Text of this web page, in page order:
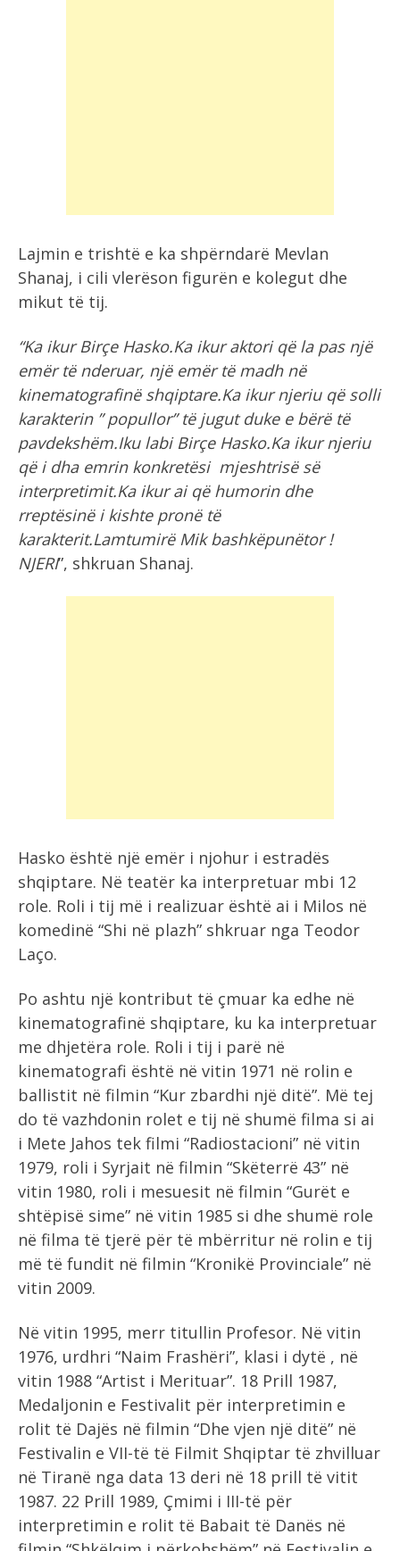
Lajmin e trishtë e ka shpërndarë Mevlan
Shanaj, i cili vlerëson figurën e kolegut dhe
mikut të tij.
“Ka ikur Birçe Hasko.Ka ikur aktori që la pas një
emër të nderuar, një emër të madh në
kinematografinë shqiptare.Ka ikur njeriu që solli
karakterin ” popullor” të jugut duke e bërë të
pavdekshëm.Iku labi Birçe Hasko.Ka ikur njeriu
që i dha emrin konkretësi mjeshtrisë së
interpretimit.Ka ikur ai që humorin dhe
rreptësinë i kishte pronë të
karakterit.Lamtumirë Mik bashkëpunëtor !
NJERI”, shkruan Shanaj.
Hasko është një emër i njohur i estradës
shqiptare. Në teatër ka interpretuar mbi 12
role. Roli i tij më i realizuar është ai i Milos në
komedinë “Shi në plazh” shkruar nga Teodor
Laço.
Po ashtu një kontribut të çmuar ka edhe në
kinematografinë shqiptare, ku ka interpretuar
me dhjetëra role. Roli i tij i parë në
kinematografi është në vitin 1971 në rolin e
ballistit në filmin “Kur zbardhi një ditë”. Më tej
do të vazhdonin rolet e tij në shumë filma si ai
i Mete Jahos tek filmi “Radiostacioni” në vitin
1979, roli i Syrjait në filmin “Skëterrë 43” në
vitin 1980, roli i mesuesit në filmin “Gurët e
shtëpisë sime” në vitin 1985 si dhe shumë role
në filma të tjerë për të mbërritur në rolin e tij
më të fundit në filmin “Kronikë Provinciale” në
vitin 2009.
Në vitin 1995, merr titullin Profesor. Në vitin
1976, urdhri “Naim Frashëri”, klasi i dytë , në
vitin 1988 “Artist i Merituar”. 18 Prill 1987,
Medaljonin e Festivalit për interpretimin e
rolit të Dajës në filmin “Dhe vjen një ditë” në
Festivalin e VII-të të Filmit Shqiptar të zhvilluar
në Tiranë nga data 13 deri në 18 prill të vitit
1987. 22 Prill 1989, Çmimi i III-të për
interpretimin e rolit të Babait të Danës në